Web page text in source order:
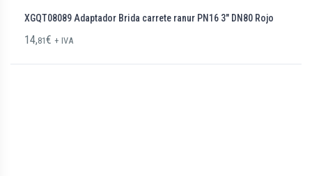
XGQT08089 Adaptador Brida carrete ranur PN16 3″ DN80 Rojo
14,81€ + IVA